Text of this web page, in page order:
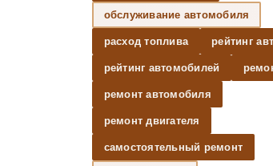
обслуживание автомобиля
расход топлива рейтинг
рейтинг автомобилей
ремонт автомобиля
ремонт двигателя
самостоятельный ремонт